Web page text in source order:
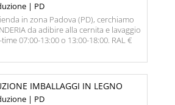
| PD
in zona Padova (PD), cerchiamo
da adibire alla cernita e lavaggio
07:00-13:00 o 13:00-18:00. RAL €
IMBALLAGGI IN LEGNO
| PD